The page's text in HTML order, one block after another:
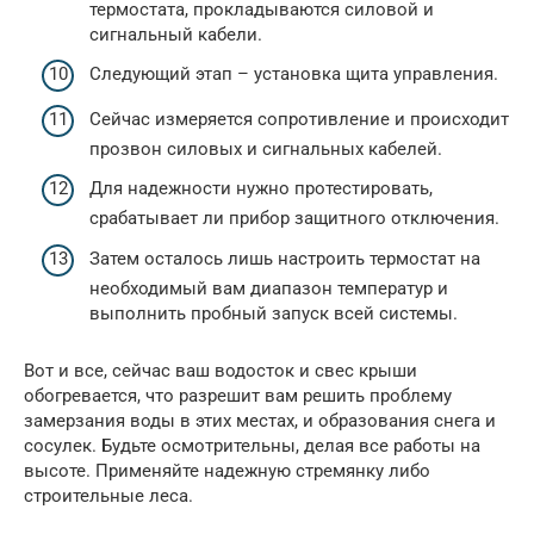
термостата, прокладываются силовой и
сигнальный кабели.
Следующий этап – установка щита управления.
Сейчас измеряется сопротивление и происходит
прозвон силовых и сигнальных кабелей.
Для надежности нужно протестировать,
срабатывает ли прибор защитного отключения.
Затем осталось лишь настроить термостат на
необходимый вам диапазон температур и
выполнить пробный запуск всей системы.
Вот и все, сейчас ваш водосток и свес крыши
обогревается, что разрешит вам решить проблему
замерзания воды в этих местах, и образования снега и
сосулек. Будьте осмотрительны, делая все работы на
высоте. Применяйте надежную стремянку либо
строительные леса.